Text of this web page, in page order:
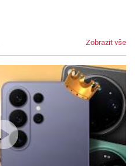
Zobrazit vše